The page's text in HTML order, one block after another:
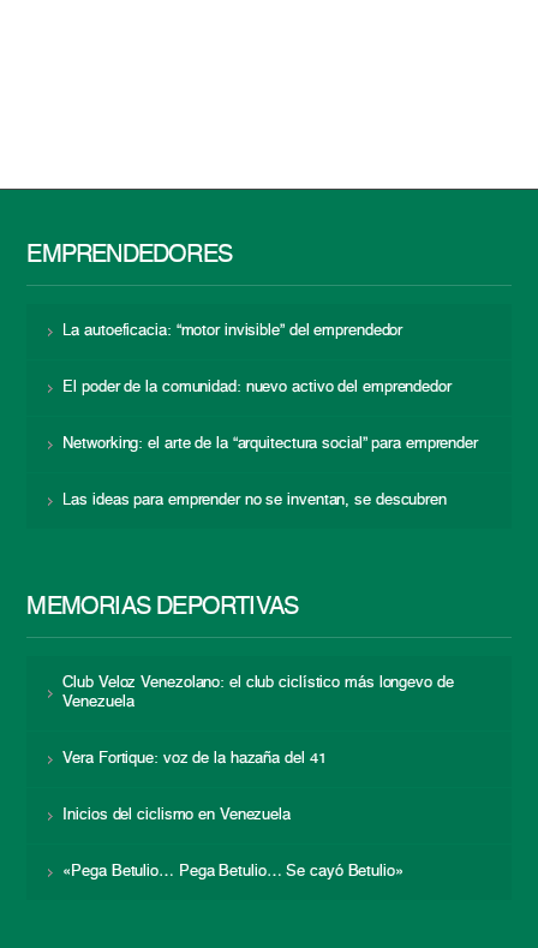
EMPRENDEDORES
La autoeficacia: “motor invisible” del emprendedor
El poder de la comunidad: nuevo activo del emprendedor
Networking: el arte de la “arquitectura social” para emprender
Las ideas para emprender no se inventan, se descubren
MEMORIAS DEPORTIVAS
Club Veloz Venezolano: el club ciclístico más longevo de
Venezuela
Vera Fortique: voz de la hazaña del 41
Inicios del ciclismo en Venezuela
«Pega Betulio… Pega Betulio… Se cayó Betulio»